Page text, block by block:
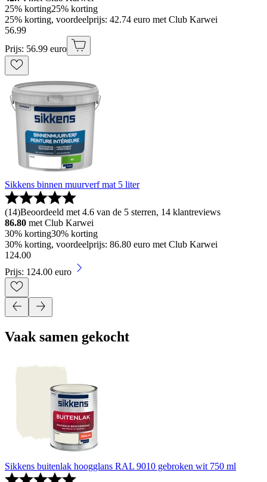
25% korting25% korting
25% korting, voordeelprijs: 42.74 euro met Club Karwei
56.99
Prijs: 56.99 euro
Sikkens binnen muurverf mat 5 liter
(14)Beoordeeld met 4.6 van de 5 sterren, 14 klantreviews
86.80 met Club Karwei
30% korting30% korting
30% korting, voordeelprijs: 86.80 euro met Club Karwei
124.00
Prijs: 124.00 euro
Vaak samen gekocht
Sikkens buitenlak hoogglans RAL 9010 gebroken wit 750 ml